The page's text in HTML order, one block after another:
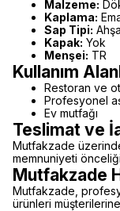
Malzeme:
Kaplama:
Sap Tipi:
Kapak: Yok
Menşei: TR
Kullanım
Restoran ve
Profesyonel
Ev mutfağı
Teslimat ve
Mutfakzade
memnuniyeti
Mutfakzade
Mutfakzade,
ürünleri